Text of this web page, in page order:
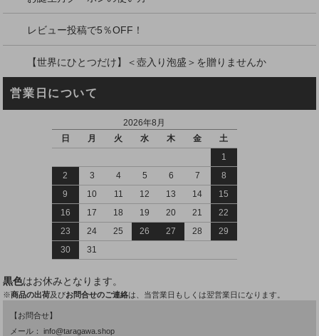
レビュー投稿で5％OFF！
【世界にひとつだけ】＜壺入り泡盛＞を贈りませんか
営業日について
2026年8月
日
月 火 水 木 金
土
1
2
3 4 5 6 7
8
9
10 11 12 13 14
15
16
17 18 19 20 21
22
23
24 25 26 27 28
29
30
31
黒色はお休みとなります。
※商品の出荷及びお問合せのご連絡は、当営業日もしくは翌営業日になります。
【お問合せ】
メール：info@taragawa.shop